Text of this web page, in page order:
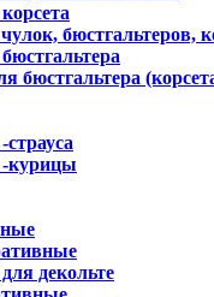
бюстгальтеров,
бюстгальтера
страуса
-курицы
декольте